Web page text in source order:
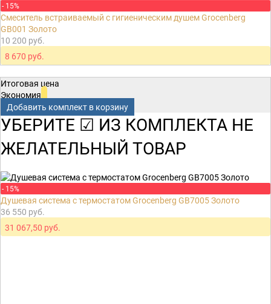
- 15%
Смеситель встраиваемый с гигиеническим душем Grocenberg
GB001 Золото
10 200 руб.
8 670 руб.
Итоговая цена
Экономия
Добавить комплект в корзину
УБЕРИТЕ ☑ ИЗ КОМПЛЕКТА НЕ
ЖЕЛАТЕЛЬНЫЙ ТОВАР
- 15%
Душевая система с термостатом Grocenberg GB7005 Золото
36 550 руб.
31 067,50 руб.